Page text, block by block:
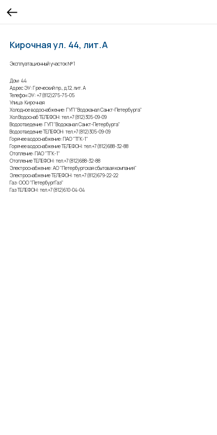
Кирочная ул. 44, лит.А
Эксплуатационный участок №1
Дом: 44
Адрес ЭУ: Греческий пр., д.12, лит. А
Телефон ЭУ: +7(812)275-75-05
Улица: Кирочная
Холодное водоснабжение: ГУП "Водоканал Санкт-Петербурга"
Хол Водоснаб ТЕЛЕФОН: тел.+7(812)305-09-09
Водоотведение: ГУП "Водоканал Санкт-Петербурга"
Водоотведение ТЕЛЕФОН: тел.+7(812)305-09-09
Горячее водоснабжение: ПАО "ТГК-1"
Горячее водоснабжение ТЕЛЕФОН: тел.+7(812)688-32-88
Отопление: ПАО "ТГК-1"
Отопление ТЕЛЕФОН: тел.+7(812)688-32-88
Электроснабжение: АО "Петербургская сбытовая компания"
Электроснабжение ТЕЛЕФОН: тел.+7(812)679-22-22
Газ: ООО "ПетербургГаз"
Газ ТЕЛЕФОН: тел.+7(812)610-04-04